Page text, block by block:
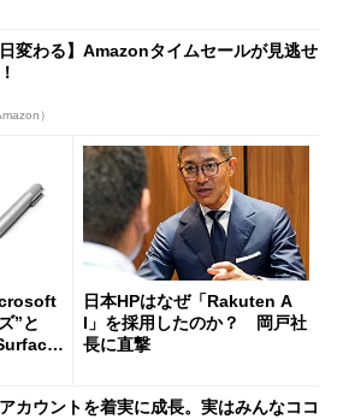
日変わる】Amazonタイムセールが見逃せ
）
”と
日本HPはなぜ「Rakuten A
I」を採用したのか？ 岡戸社
長に直撃
カウントを着実に成長。実はみんなココ